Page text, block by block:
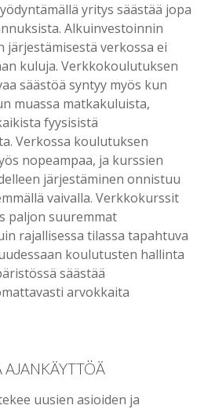
yritys säästää jopa
Alkuinvestoinnin
järjestämisestä verkossa ei
kuluja. Verkkokoulutuksen
säästöä syntyy myös kun
muassa matkakuluista,
fyysisistä
Verkossa koulutuksen
nopeampaa, ja kurssien
järjestäminen onnistuu
vaivalla. Verkkokurssit
paljon suuremmat
rajallisessa tilassa tapahtuva
koulutusten hallinta
säästää
arvokkaita
uusien asioiden ja